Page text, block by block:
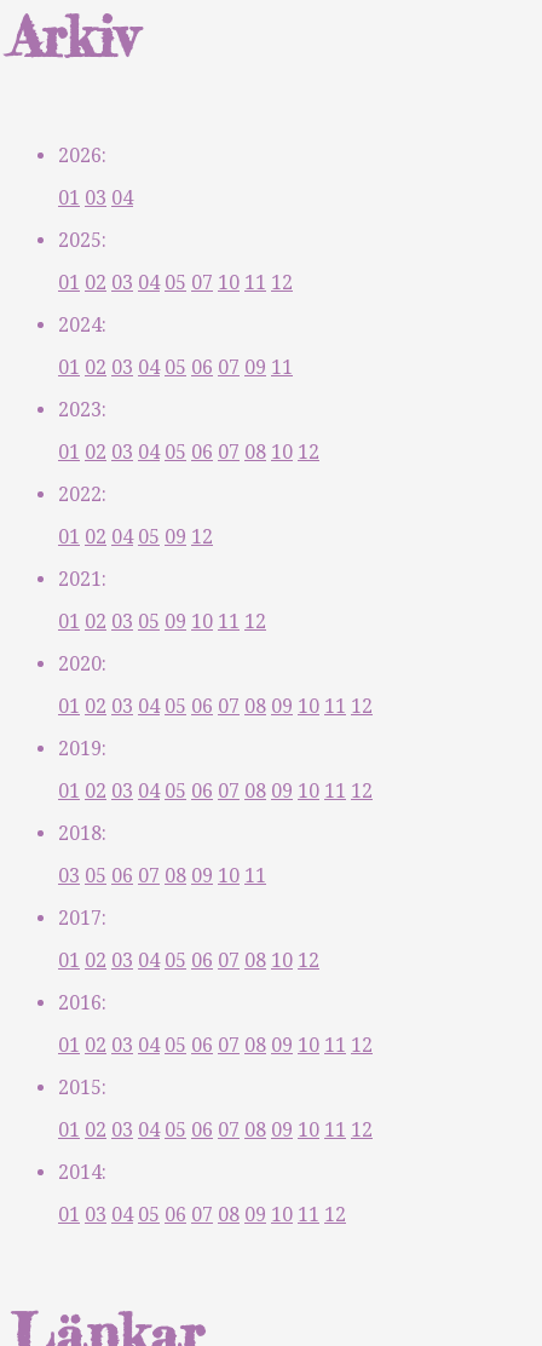
Arkiv
2026:
01 03 04
2025:
01 02 03 04 05 07 10 11 12
2024:
01 02 03 04 05 06 07 09 11
2023:
01 02 03 04 05 06 07 08 10 12
2022:
01 02 04 05 09 12
2021:
01 02 03 05 09 10 11 12
2020:
01 02 03 04 05 06 07 08 09 10 11 12
2019:
01 02 03 04 05 06 07 08 09 10 11 12
2018:
03 05 06 07 08 09 10 11
2017:
01 02 03 04 05 06 07 08 10 12
2016:
01 02 03 04 05 06 07 08 09 10 11 12
2015:
01 02 03 04 05 06 07 08 09 10 11 12
2014:
01 03 04 05 06 07 08 09 10 11 12